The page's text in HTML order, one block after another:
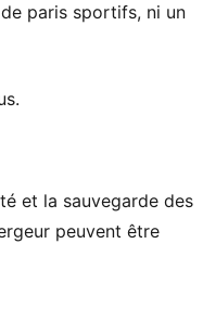
paris sportifs, ni un
et la sauvegarde des
peuvent être